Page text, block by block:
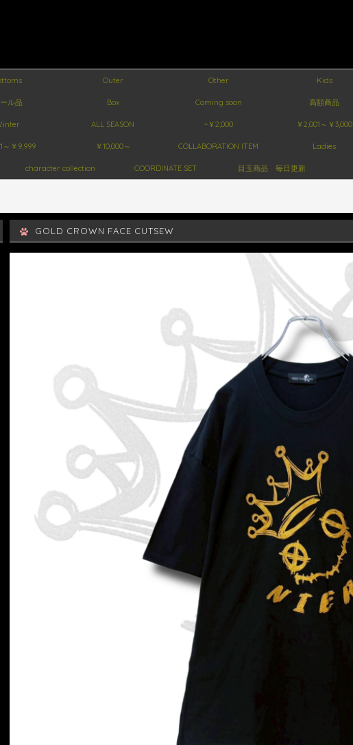
Outer Other Kids
ル品 Box Coming soon 高額商品
ALL SEASON ~￥2,000 ￥2,001～￥3,000
～￥9,999 ￥10,000～ COLLABORATION ITEM Ladies
character collection COORDINATE SET 目玉商品 毎日更新
GOLD CROWN FACE CUTSEW